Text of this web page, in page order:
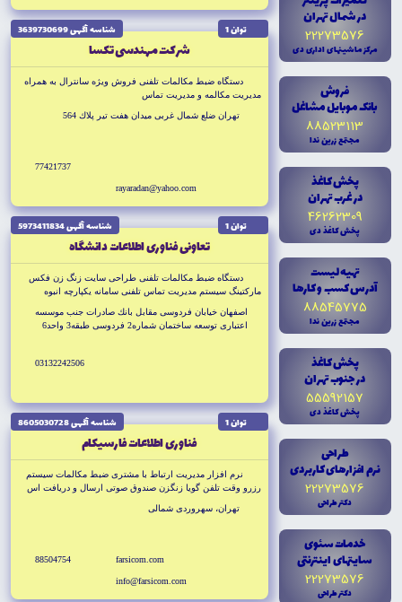
در شمال تهران
22273576
مرکز ماشينهاى ادارى دى
فروش
بانک موبايل مشاغل
88523113
مجتمع زرين ندا
پخش کاغذ
در غرب تهران
46262309
پخش کاغذ دى
تهيه ليست
آدرس کسب و کارها
88545775
مجتمع زرين ندا
پخش کاغذ
در جنوب تهران
55592157
پخش کاغذ دى
طراحى
نرم افزارهاى کاربردى
22273576
دکتر طراحى
خدمات سئوى
سايتهاى اينترنتى
22273576
دکتر طراحى
توان 1 شناسه آگهى 3639730699
شركت مهندسى تكسا
دستگاه ضبط مكالمات تلفنى فروش ويژه سانترال به همراه
مديريت مكالمه و مديريت تماس
تهران ضلع شمال غربى ميدان هفت تير پلاك 564
rayaradan@yahoo.com
77421737
توان 1 شناسه آگهى 5973411834
تعاونى فناورى اطلاعات دانشگاه
دستگاه ضبط مكالمات تلفنى طراحى سايت زنگ زن فكس
ماركتينگ سيستم مديريت تماس تلفنى سامانه يكپارچه انبوه
اصفهان خيابان فردوسى مقابل بانك صادرات جنب موسسه
اعتبارى توسعه ساختمان شماره2 فردوسى طبقه3 واحد6
03132242506
توان 1 شناسه آگهى 8605030728
فناورى اطلاعات فارسيكام
نرم افزار مديريت ارتباط با مشترى ضبط مكالمات سيستم
رزرو وقت تلفن گويا زنگزن صندوق صوتى ارسال و دريافت اس
تهران، سهروردى شمالى
farsicom.com
info@farsicom.com
88504754